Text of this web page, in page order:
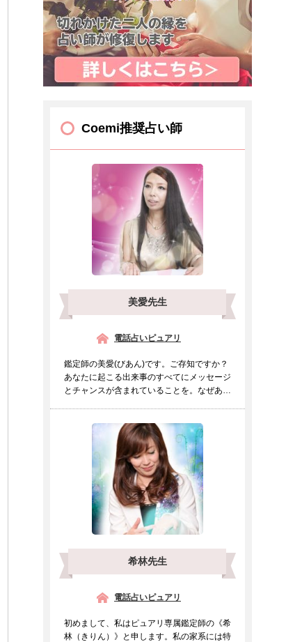
Coemi推奨占い師
美愛先生
電話占いピュアリ
鑑定師の美愛(びあん)です。ご存知ですか？
あなたに起こる出来事のすべてにメッセージ
とチャンスが含まれていることを。なぜあの
希林先生
電話占いピュアリ
初めまして、私はピュアリ専属鑑定師の《希
林（きりん）》と申します。私の家系には特